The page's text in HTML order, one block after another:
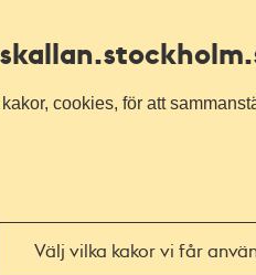
cookies, för att
Välj vilka kakor vi får